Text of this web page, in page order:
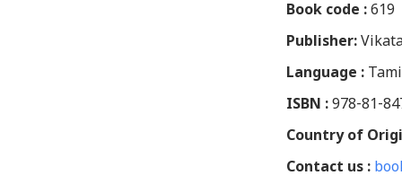
துறைகளில்
பெற்றன.
‘இயல்பும்
வி.ஐ.பி.
Book code : 619
Publisher:
Language :
ISBN : 978-81-
Country of
Contact us :